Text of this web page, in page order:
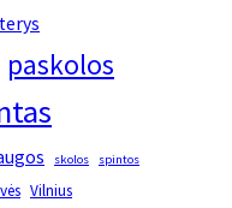
paskolos
skolos spintos
Vilnius